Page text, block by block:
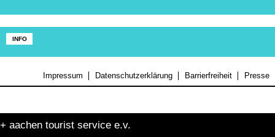
INFO
Impressum Datenschutzerklärung Barrierfreiheit Presse
+ aachen tourist service e.v.